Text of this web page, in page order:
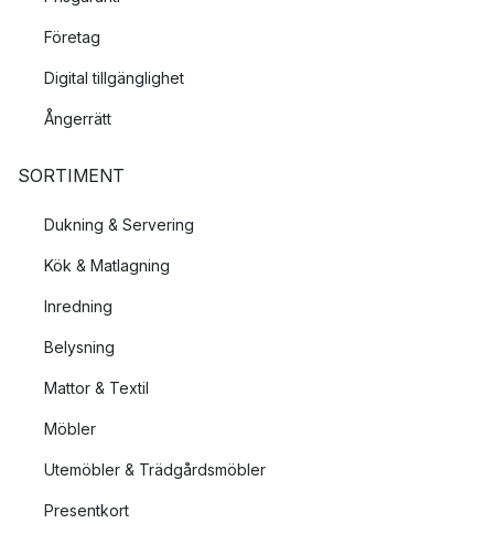
Företag
Digital tillgänglighet
Ångerrätt
SORTIMENT
Dukning & Servering
Kök & Matlagning
Inredning
Belysning
Mattor & Textil
Möbler
Utemöbler & Trädgårdsmöbler
Presentkort